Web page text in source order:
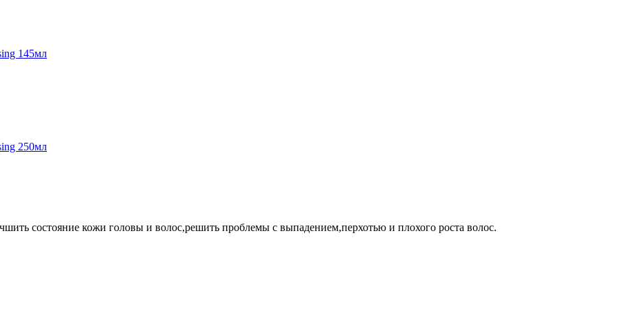
145мл
250мл
состояние кожи головы и волос,решить проблемы с выпадением,перхотью и плохого роста волос.